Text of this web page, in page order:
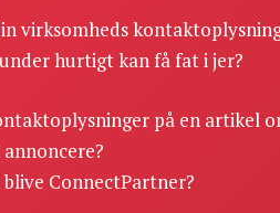
virksomheds
hurtigt kan få fat i jer?
på en artikel
ConnectPartner?